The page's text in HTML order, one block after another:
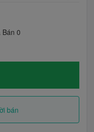
0
bán